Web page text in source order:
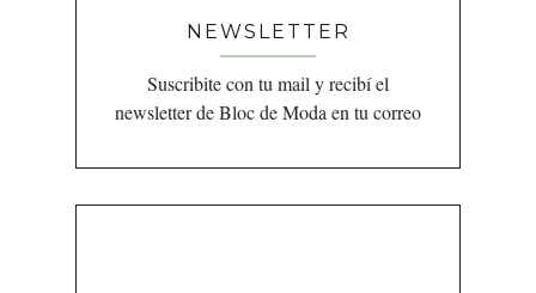
NEWSLETTER
Suscribite con tu mail y recibí el
newsletter de Bloc de Moda en tu correo